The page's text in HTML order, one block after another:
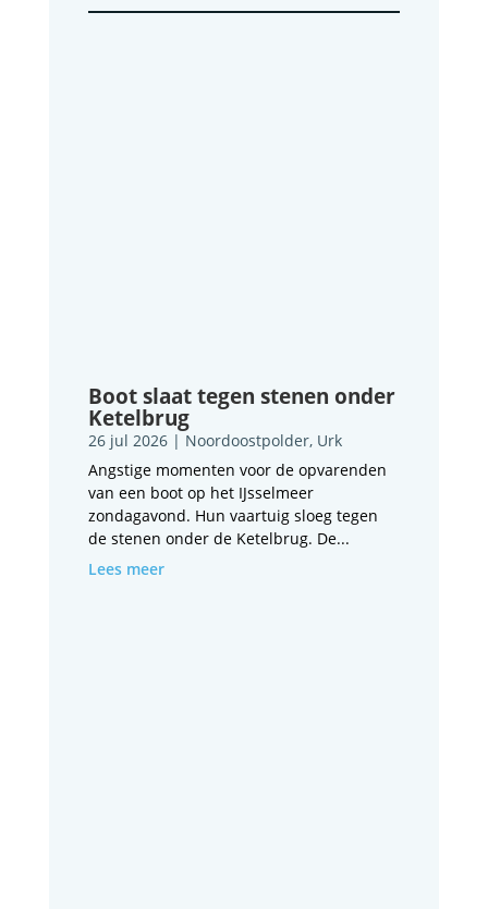
Boot slaat tegen stenen onder
Ketelbrug
26 jul 2026| Noordoostpolder, Urk
Angstige momenten voor de opvarenden
van een boot op het IJsselmeer
zondagavond. Hun vaartuig sloeg tegen
de stenen onder de Ketelbrug. De...
Lees meer